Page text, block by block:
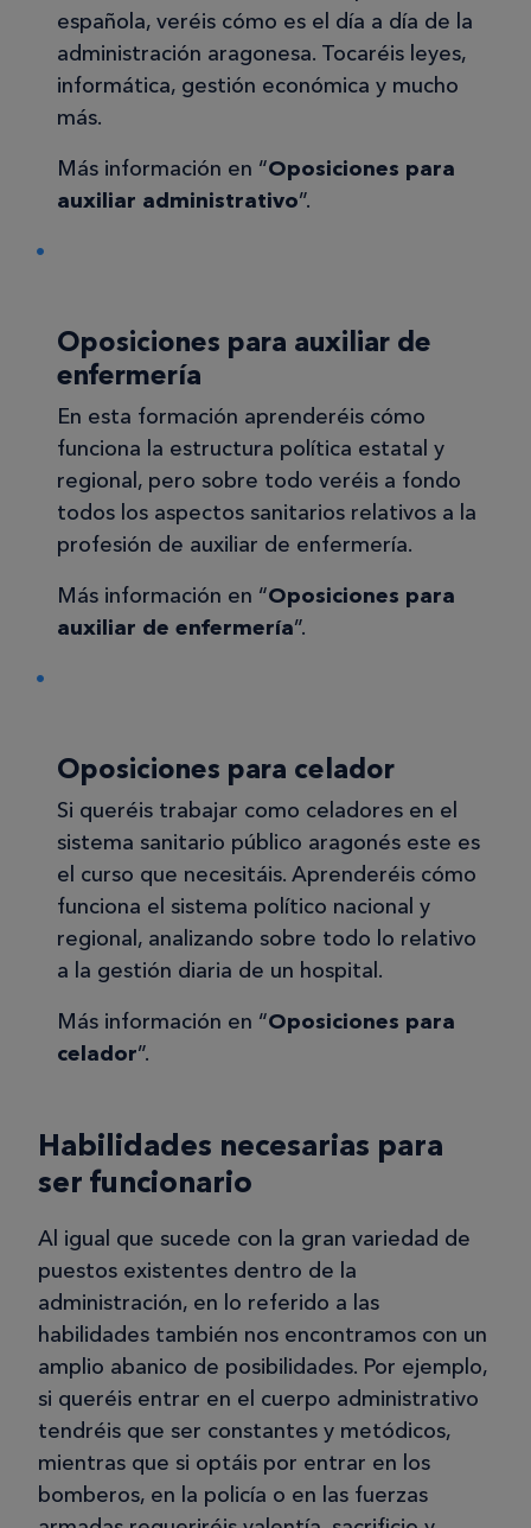
española, veréis cómo es el día a día de la
administración aragonesa. Tocaréis leyes,
informática, gestión económica y mucho
más.
Más información en “Oposiciones para
auxiliar administrativo”.
Oposiciones para auxiliar de
enfermería
En esta formación aprenderéis cómo
funciona la estructura política estatal y
regional, pero sobre todo veréis a fondo
todos los aspectos sanitarios relativos a la
profesión de auxiliar de enfermería.
Más información en “Oposiciones para
auxiliar de enfermería”.
Oposiciones para celador
Si queréis trabajar como celadores en el
sistema sanitario público aragonés este es
el curso que necesitáis. Aprenderéis cómo
funciona el sistema político nacional y
regional, analizando sobre todo lo relativo
a la gestión diaria de un hospital.
Más información en “Oposiciones para
celador”.
Habilidades necesarias para
ser funcionario
Al igual que sucede con la gran variedad de
puestos existentes dentro de la
administración, en lo referido a las
habilidades también nos encontramos con un
amplio abanico de posibilidades. Por ejemplo,
si queréis entrar en el cuerpo administrativo
tendréis que ser constantes y metódicos,
mientras que si optáis por entrar en los
bomberos, en la policía o en las fuerzas